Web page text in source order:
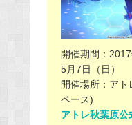
開催期間：
5月7日（日）
開催場所：ア
ペース)
アトレ秋葉原公